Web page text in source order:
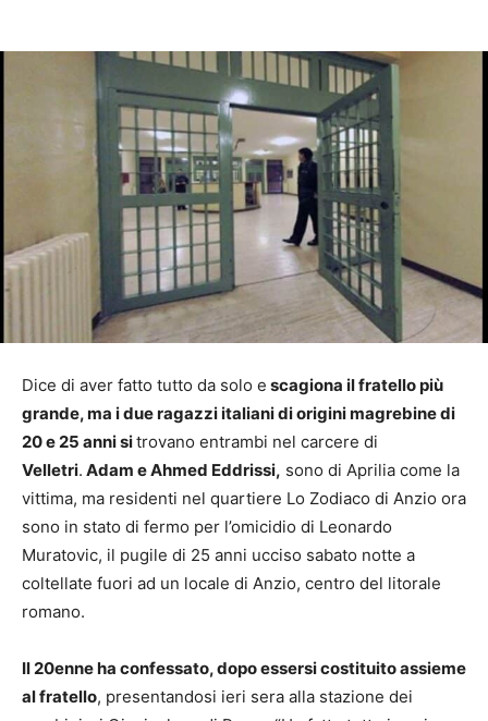
Dice di aver fatto tutto da solo e scagiona il fratello più
grande, ma i due ragazzi italiani di origini magrebine di
20 e 25 anni sitrovano entrambi nel carcere di
Velletri. Adam e Ahmed Eddrissi, sono di Aprilia come la
vittima, ma residenti nel quartiere Lo Zodiaco di Anzio ora
sono in stato di fermo per l’omicidio di Leonardo
Muratovic, il pugile di 25 anni ucciso sabato notte a
coltellate fuori ad un locale di Anzio, centro del litorale
romano.
Il 20enne ha confessato, dopo essersi costituito assieme
al fratello, presentandosi ieri sera alla stazione dei